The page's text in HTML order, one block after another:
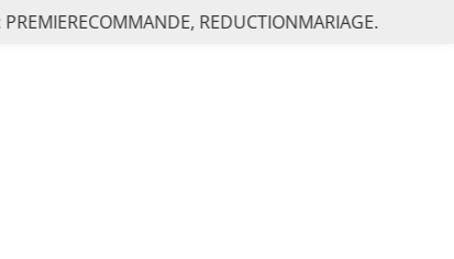
REDUCTIONMARIAGE.